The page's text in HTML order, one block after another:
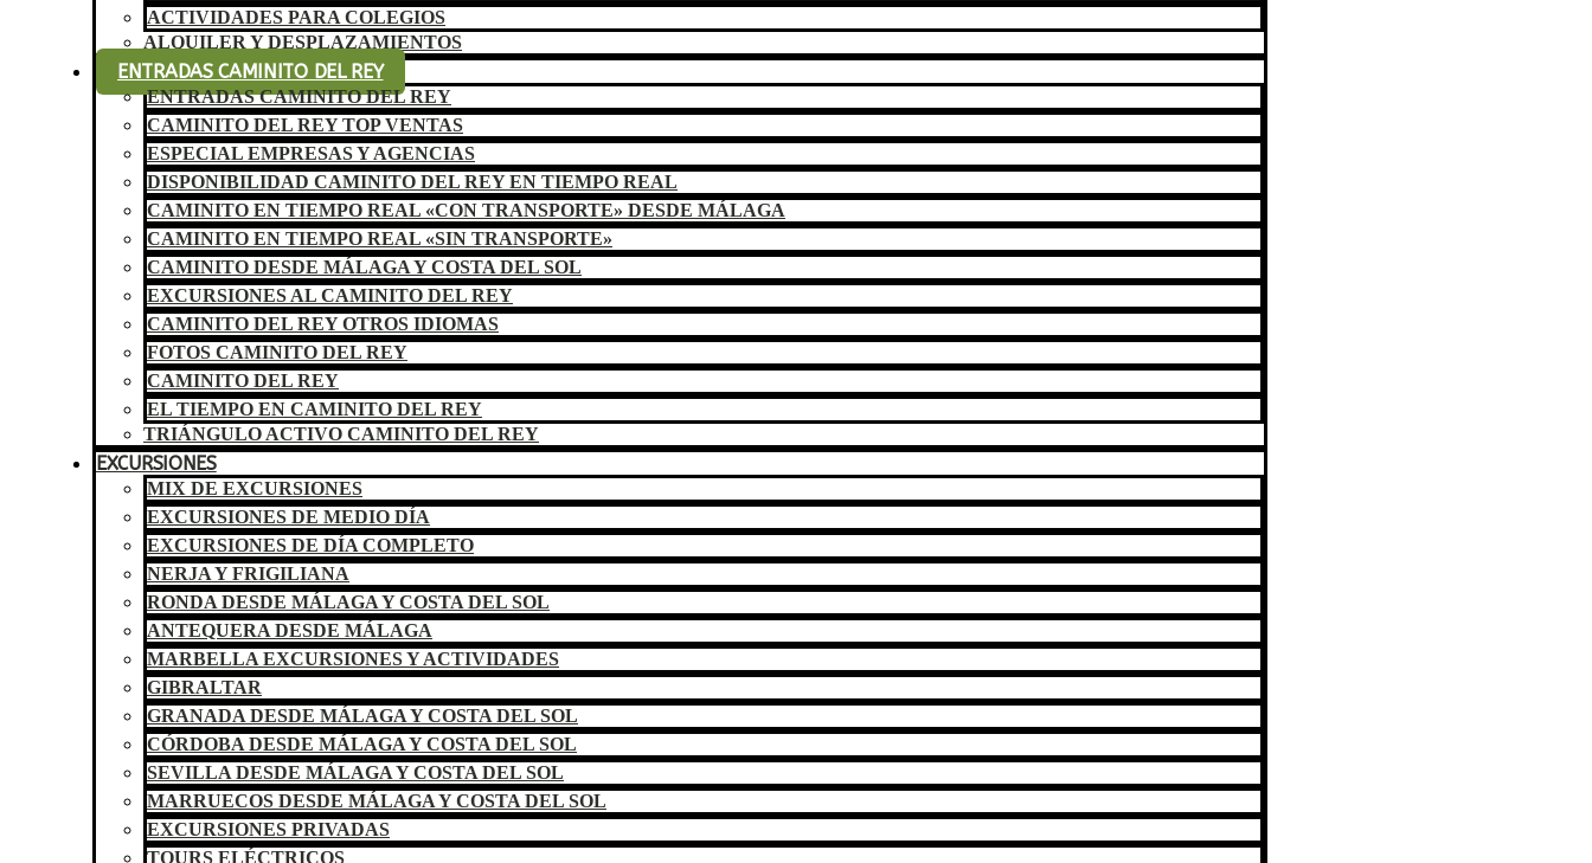
ACTIVIDADES PARA COLEGIOS
ALQUILER Y DESPLAZAMIENTOS
ENTRADAS CAMINITO DEL REY
ENTRADAS CAMINITO DEL REY
CAMINITO DEL REY TOP VENTAS
ESPECIAL EMPRESAS Y AGENCIAS
DISPONIBILIDAD CAMINITO DEL REY EN TIEMPO REAL
CAMINITO EN TIEMPO REAL «CON TRANSPORTE» DESDE MÁLAGA
CAMINITO EN TIEMPO REAL «SIN TRANSPORTE»
CAMINITO DESDE MÁLAGA Y COSTA DEL SOL
EXCURSIONES AL CAMINITO DEL REY
CAMINITO DEL REY OTROS IDIOMAS
FOTOS CAMINITO DEL REY
CAMINITO DEL REY
EL TIEMPO EN CAMINITO DEL REY
TRIÁNGULO ACTIVO CAMINITO DEL REY
EXCURSIONES
MIX DE EXCURSIONES
EXCURSIONES DE MEDIO DÍA
EXCURSIONES DE DÍA COMPLETO
NERJA Y FRIGILIANA
RONDA DESDE MÁLAGA Y COSTA DEL SOL
ANTEQUERA DESDE MÁLAGA
MARBELLA EXCURSIONES Y ACTIVIDADES
GIBRALTAR
GRANADA DESDE MÁLAGA Y COSTA DEL SOL
CÓRDOBA DESDE MÁLAGA Y COSTA DEL SOL
SEVILLA DESDE MÁLAGA Y COSTA DEL SOL
MARRUECOS DESDE MÁLAGA Y COSTA DEL SOL
EXCURSIONES PRIVADAS
TOURS ELÉCTRICOS